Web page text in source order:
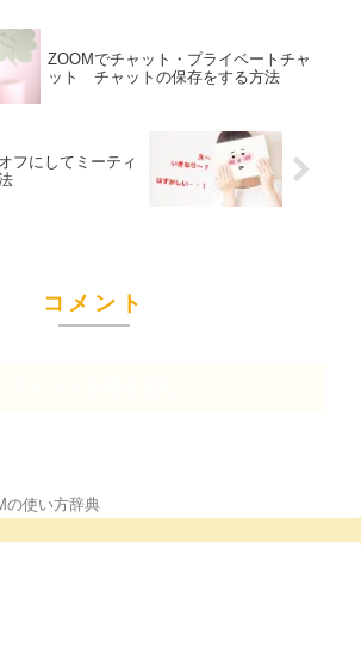
ZOOMでチャット・プライベートチャ
ット チャットの保存をする方法
フにしてミーティ
コメント
の使い方辞典